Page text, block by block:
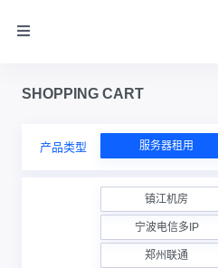
SHOPPING CART
产品类型 服务器租用
镇江机房
宁波电信多IP
郑州联通